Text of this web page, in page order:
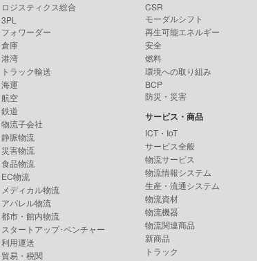
ロジスティクス総合
3PL
フォワーダー
倉庫
港湾
トラック輸送
海運
航空
鉄道
物流子会社
静脈物流
災害物流
食品物流
EC物流
メディカル物流
アパレル物流
都市・館内物流
スタートアップ･ベンチャー
利用運送
貿易・税関
CSR
モーダルシフト
再生可能エネルギー
安全
燃料
環境への取り組み
BCP
防災・災害
サービス・商品
ICT・IoT
サービス全般
物流サービス
物流情報システム
生産・流通システム
物流資材
物流機器
物流関連商品
新商品
トラック